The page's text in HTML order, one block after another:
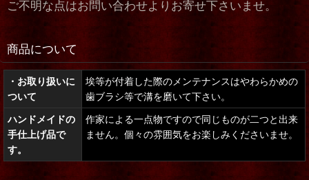
ご不明な点はお問い合わせよりお寄せ下さいませ。
商品について
・お取り扱いに
ついて
埃等が付着した際のメンテナンスはやわらかめの
歯ブラシ等で溝を磨いて下さい。
ハンドメイドの
手仕上げ品で
す。
作家による一点物ですので同じものが二つと出来
ません。個々の雰囲気をお楽しみくださいませ。